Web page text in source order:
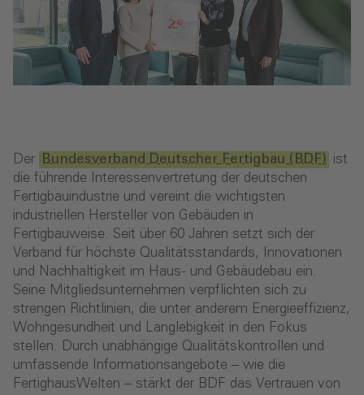
Der Bundesverband Deutscher Fertigbau (BDF) ist
die führende Interessenvertretung der deutschen
Fertigbauindustrie und vereint die wichtigsten
industriellen Hersteller von Gebäuden in
Fertigbauweise. Seit über 60 Jahren setzt sich der
Verband für höchste Qualitätsstandards, Innovationen
und Nachhaltigkeit im Haus- und Gebäudebau ein.
Seine Mitgliedsunternehmen verpflichten sich zu
strengen Richtlinien, die unter anderem Energieeffizienz,
Wohngesundheit und Langlebigkeit in den Fokus
stellen. Durch unabhängige Qualitätskontrollen und
umfassende Informationsangebote – wie die
FertighausWelten – stärkt der BDF das Vertrauen von